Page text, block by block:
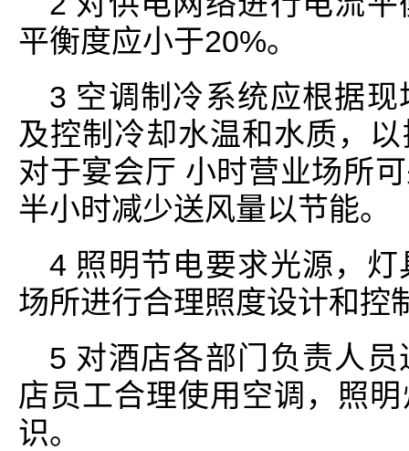
平衡度应小于20%。
3 空调制冷系统应根据
及控制冷却水温和水质，
对于宴会厅 小时营业场所
半小时减少送风量以节能。
4 照明节电要求光源，
场所进行合理照度设计和控
5 对酒店各部门负责人
店员工合理使用空调，照
识。